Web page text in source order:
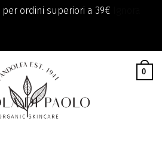
ordini superiori a 39€
0